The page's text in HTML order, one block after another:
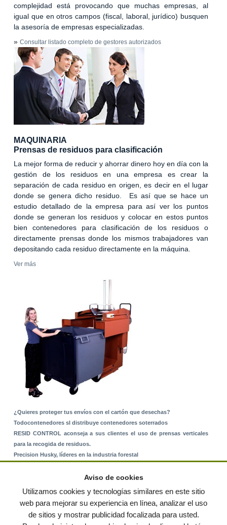
complejidad está provocando que muchas empresas, al
igual que en otros campos (fiscal, laboral, jurídico) busquen
la asesoría de empresas especializadas.
» Consultar listado completo de gestores autorizados
MAQUINARIA
Prensas de residuos para clasificación
La mejor forma de reducir y ahorrar dinero hoy en día con la
gestión de los residuos en una empresa es crear la
separación de cada residuo en origen, es decir en el lugar
donde se genera dicho residuo. Es así que se hace un
estudio detallado de la empresa para así ver los puntos
donde se generan los residuos y colocar en estos puntos
bien contenedores para clasificación de los residuos o
directamente prensas donde los mismos trabajadores van
depositando cada residuo directamente en la máquina.
Ver más
¿Quieres proteger tus envíos con el cartón que desechas?
Todocontenedores sl distribuye contenedores soterrados
RESID CONTROL aconseja a sus clientes el uso de prensas verticales
para la recogida de residuos.
Precision Husky, líderes en la industria forestal
© residuos.com - Todos los derechos reservados Política de privacidad
Aviso de cookies
Utilizamos cookies y tecnologías similares en este sitio
web para mejorar su experiencia en línea, analizar el uso
de sitios y mostrar publicidad focalizada para usted.